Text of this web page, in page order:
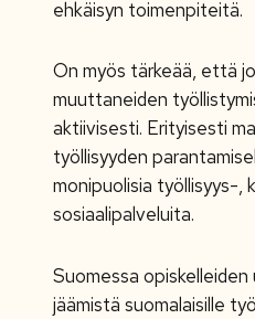
ehkäisyn toimenpiteitä.
On myös tärkeää, että
muuttaneiden
aktiivisesti. Erityisesti
työllisyyden
monipuolisia työllisyys-,
sosiaalipalveluita.
Suomessa opiskelleiden
jäämistä suomalaisille